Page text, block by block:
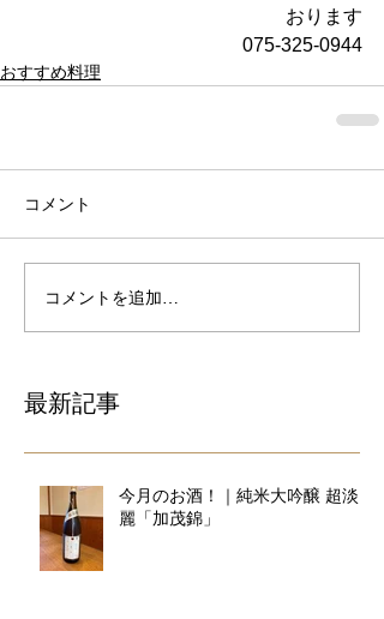
おります
075-325-0944
おすすめ料理
コメント
コメントを追加…
最新記事
今月のお酒！｜純米大吟醸 超淡
麗「加茂錦」